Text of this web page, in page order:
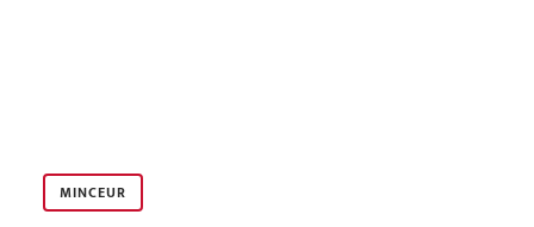
MINCEUR